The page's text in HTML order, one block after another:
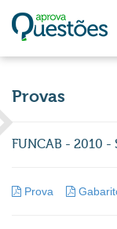
Provas
FUNCAB - 2010
Prova